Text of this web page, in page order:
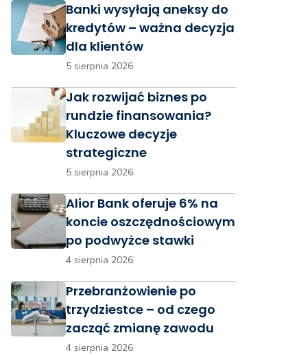
Banki wysyłają aneksy do
kredytów – ważna decyzja
dla klientów
5 sierpnia 2026
Jak rozwijać biznes po
rundzie finansowania?
Kluczowe decyzje
strategiczne
5 sierpnia 2026
Alior Bank oferuje 6% na
koncie oszczędnościowym
po podwyżce stawki
4 sierpnia 2026
Przebranżowienie po
trzydziestce – od czego
zacząć zmianę zawodu
4 sierpnia 2026